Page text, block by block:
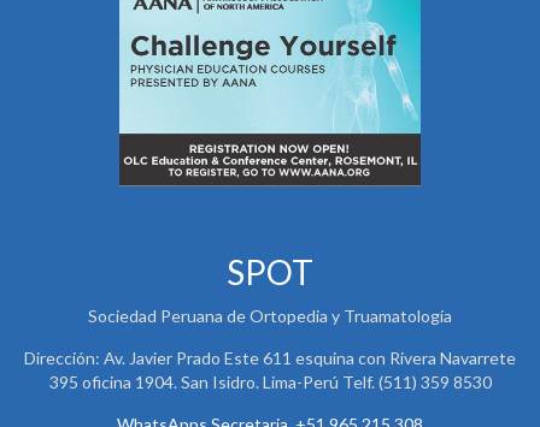
SPOT
Sociedad Peruana de Ortopedia y Truamatología
Dirección: Av. Javier Prado Este 611 esquina con Rivera Navarrete
395 oficina 1904. San Isidro. Lima-Perú Telf. (511) 359 8530